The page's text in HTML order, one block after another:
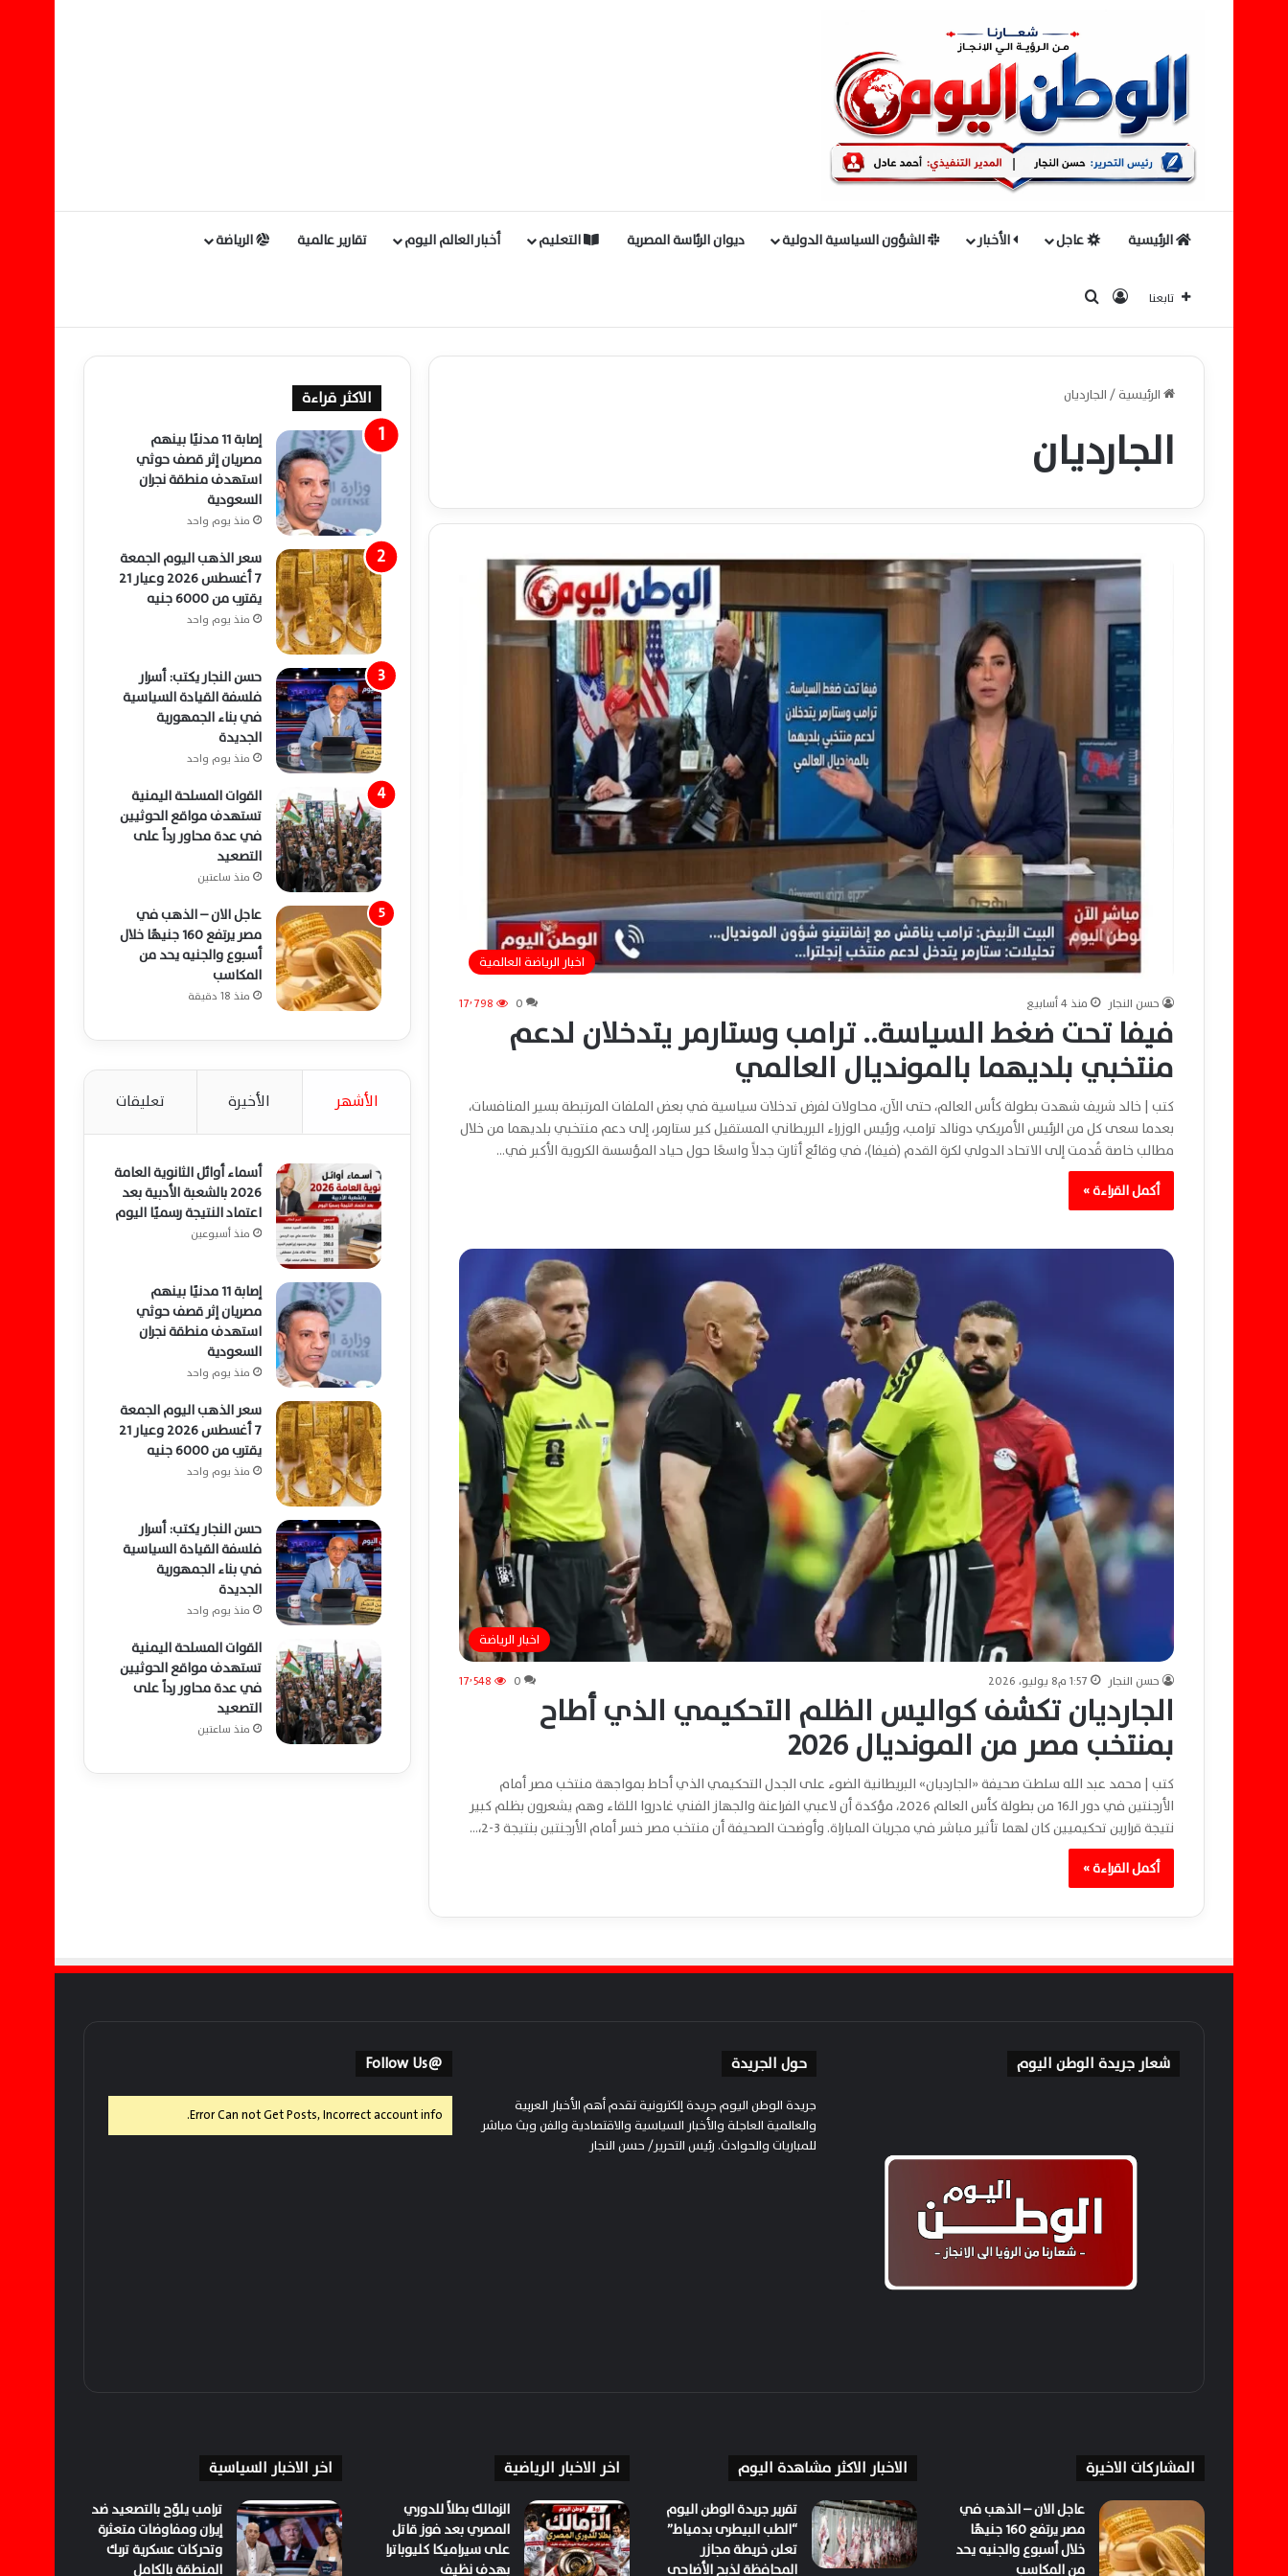
الرئيسية عاجل الأخبار الشؤون السياسية الدولية ديوان الرئاسة المصرية التعليم أخبار العالم اليوم تقارير عالمية الرياضة
تابعنا تسجيل الدخول
الرئيسية/الجارديان
الجارديان
اخبار الرياضة العالمية
حسن النجار منذ 4 أسابيع 0 17٬798
فيفا تحت ضغط السياسة.. ترامب وستارمر يتدخلان لدعم
منتخبي بلديهما بالمونديال العالمي
كتب | خالد شريف شهدت بطولة كأس العالم، حتى الآن، محاولات لفرض تدخلات سياسية في بعض الملفات المرتبطة بسير المنافسات،
بعدما سعى كل من الرئيس الأمريكي دونالد ترامب، ورئيس الوزراء البريطاني المستقيل كير ستارمر، إلى دعم منتخبي بلديهما من خلال
مطالب خاصة قُدمت إلى الاتحاد الدولي لكرة القدم (فيفا)، في وقائع أثارت جدلاً واسعًا حول حياد المؤسسة الكروية الأكبر في…
أكمل القراءة »
اخبار الرياضة
حسن النجار 1:57 م8 يوليو، 2026 0 17٬548
الجارديان تكشف كواليس الظلم التحكيمي الذي أطاح
بمنتخب مصر من المونديال 2026
كتب | محمد عبد الله سلطت صحيفة «الجارديان» البريطانية الضوء على الجدل التحكيمي الذي أحاط بمواجهة منتخب مصر أمام
الأرجنتين في دور الـ16 من بطولة كأس العالم 2026، مؤكدة أن لاعبي الفراعنة والجهاز الفني غادروا اللقاء وهم يشعرون بظلم كبير
نتيجة قرارين تحكيميين كان لهما تأثير مباشر في مجريات المباراة. وأوضحت الصحيفة أن منتخب مصر خسر أمام الأرجنتين بنتيجة 3-2،…
أكمل القراءة »
الاكثر قراءة
إصابة 11 مدنيًا بينهم
مصريان إثر قصف حوثي
استهدف منطقة نجران
السعودية
منذ يوم واحد
سعر الذهب اليوم الجمعة
7 أغسطس 2026 وعيار 21
يقترب من 6000 جنيه
منذ يوم واحد
حسن النجار يكتب: أسرار
فلسفة القيادة السياسية
في بناء الجمهورية
الجديدة
منذ يوم واحد
القوات المسلحة اليمنية
تستهدف مواقع الحوثيين
في عدة محاور رداً على
التصعيد
منذ ساعتين
عاجل الان – الذهب في
مصر يرتفع 160 جنيهًا خلال
أسبوع والجنيه يحد من
المكاسب
منذ 18 دقيقة
الأشهر الأخيرة تعليقات
أسماء أوائل الثانوية العامة
2026 بالشعبة الأدبية بعد
اعتماد النتيجة رسميًا اليوم
منذ أسبوعين
إصابة 11 مدنيًا بينهم
مصريان إثر قصف حوثي
استهدف منطقة نجران
السعودية
منذ يوم واحد
سعر الذهب اليوم الجمعة
7 أغسطس 2026 وعيار 21
يقترب من 6000 جنيه
منذ يوم واحد
حسن النجار يكتب: أسرار
فلسفة القيادة السياسية
في بناء الجمهورية
الجديدة
منذ يوم واحد
القوات المسلحة اليمنية
تستهدف مواقع الحوثيين
في عدة محاور رداً على
التصعيد
منذ ساعتين
شعار جريدة الوطن اليوم حول الجريدة
جريدة الوطن اليوم جريدة إلكترونية تقدم أهم الأخبار العربية
والعالمية العاجلة والأخبار السياسية والاقتصادية والفن وبث مباشر
للمباريات والحوادث. رئيس التحرير/ حسن النجار
@Follow Us
Error Can not Get Posts, Incorrect account info.
المشاركات الاخيرة
عاجل الان – الذهب في
مصر يرتفع 160 جنيهًا
خلال أسبوع والجنيه يحد
من المكاسب
الاخبار الاكثر مشاهدة اليوم
تقرير جريدة الوطن اليوم
“الطب البيطرى بدمياط”
تعلن خريطة مجازر
المحافظة لذبح الأضاحى
اخر الاخبار الرياضية
الزمالك بطلاً للدوري
المصري بعد فوز قاتل
على سيراميكا كليوباترا
بهدف نظيف
اخر الاخبار السياسية
ترامب يلوّح بالتصعيد ضد
إيران ومفاوضات متعثرة
وتحركات عسكرية تربك
المنطقة بالكامل